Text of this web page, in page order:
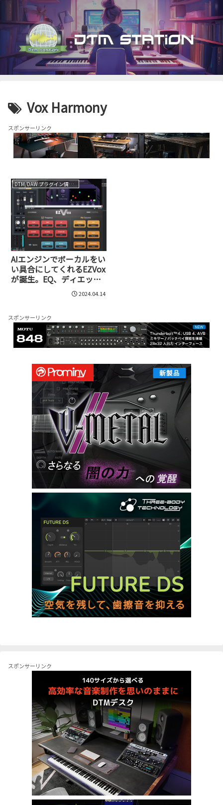
Vox Harmony
スポンサーリンク
DTM/DAW プラグイン情報（VST AU AAX）
AIエンジンでボーカルをい
い具合にしてくれるEZVox
が誕生。EQ、ディエッ
サ、コンプ、ダブラー、リ
バーブなどを自動で調整
2024.04.14
スポンサーリンク
スポンサーリンク